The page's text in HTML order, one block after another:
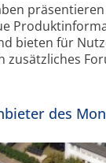
bieten für
zusätzliches
des